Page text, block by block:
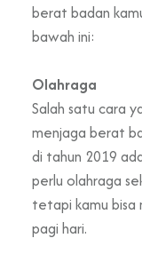
berat badan
bawah ini:
Olahraga
Salah satu cara
menjaga berat
di tahun 2019
perlu olahraga
tetapi kamu bisa
pagi hari.